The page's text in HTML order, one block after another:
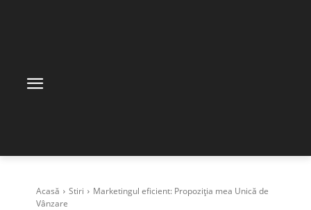
Acasă Stiri
Marketingul eficient: Propoziția mea Unică de
Vânzare